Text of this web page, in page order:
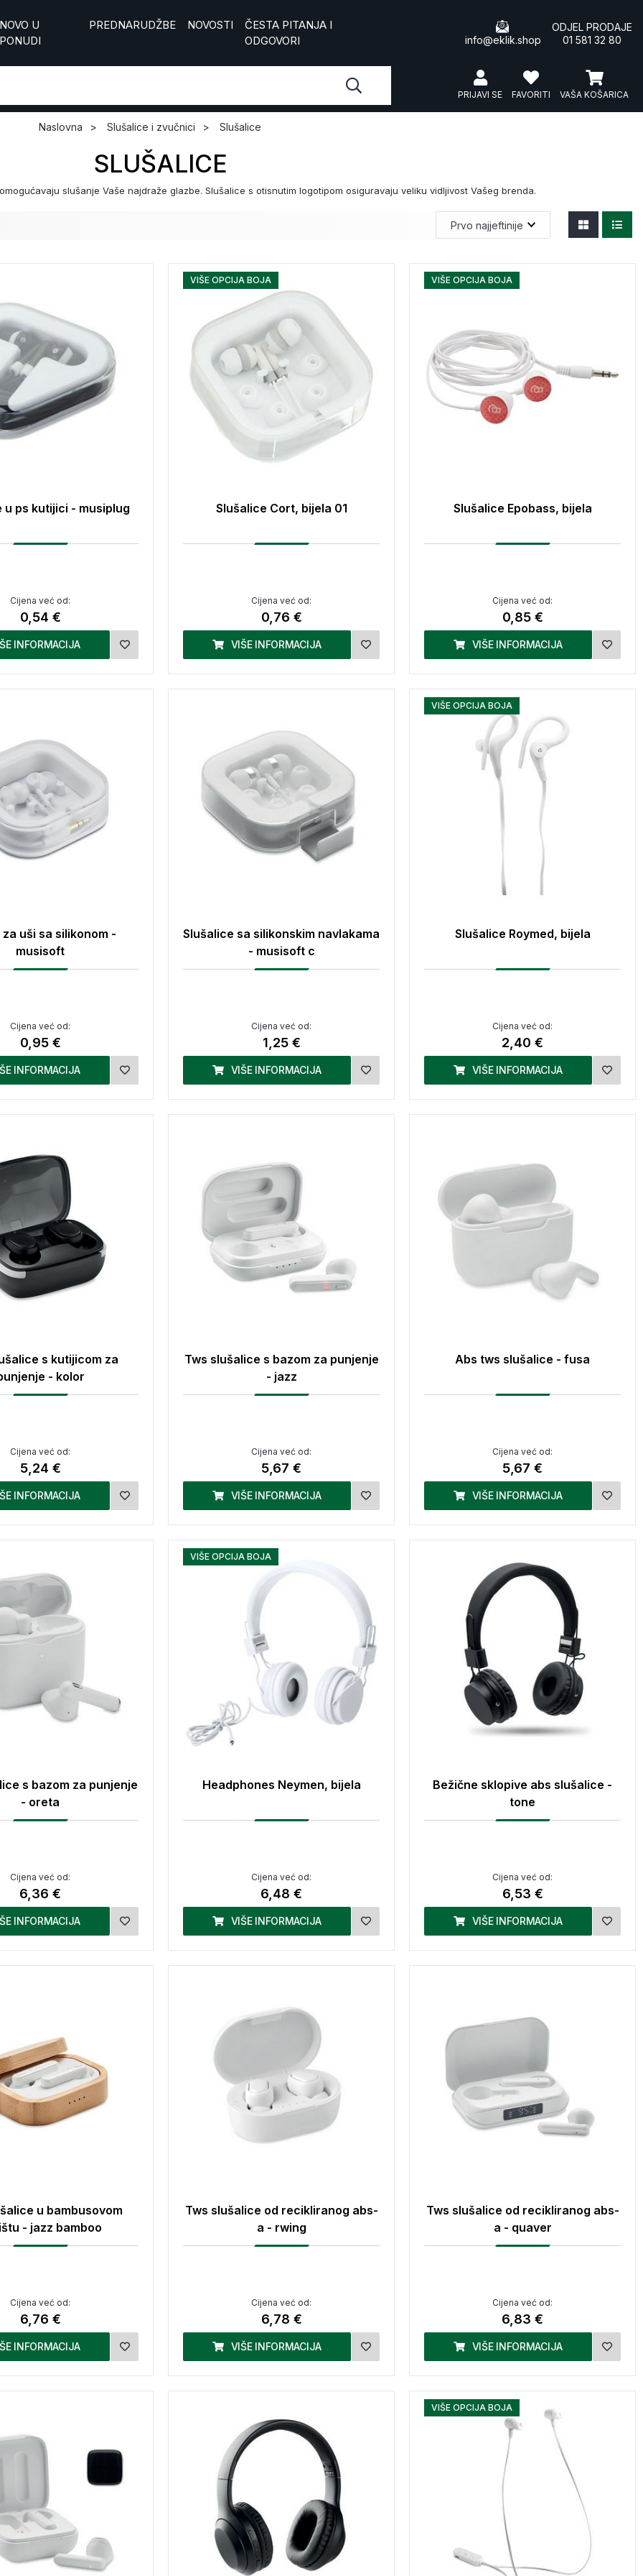
NOVO U
PONUDI
PREDNARUDŽBE NOVOSTI
ČESTA PITANJA I
ODGOVORI
info@eklik.shop
ODJEL PRODAJE
01 581 32 80
VAŠA KOŠARICA
FAVORITI
PRIJAVI SE
Naslovna Slušalice i zvučnici Slušalice
SLUŠALICE
slušanje Vaše najdraže glazbe. Slušalice s otisnutim logotipom osiguravaju veliku vidljivost Vašeg brenda.
u ps kutijici - musiplug
Cijena već od:
0,54 €
INFORMACIJA
VIŠE OPCIJA BOJA
Slušalice Cort, bijela 01
Cijena već od:
0,76 €
VIŠE INFORMACIJA
VIŠE OPCIJA BOJA
Slušalice Epobass, bijela
Cijena već od:
0,85 €
VIŠE INFORMACIJA
uši sa silikonom -
musisoft
Cijena već od:
0,95 €
INFORMACIJA
Slušalice sa silikonskim navlakama
- musisoft c
Cijena već od:
1,25 €
VIŠE INFORMACIJA
VIŠE OPCIJA BOJA
Slušalice Roymed, bijela
Cijena već od:
2,40 €
VIŠE INFORMACIJA
s kutijicom za
- kolor
Cijena već od:
5,24 €
INFORMACIJA
Tws slušalice s bazom za punjenje
- jazz
Cijena već od:
5,67 €
VIŠE INFORMACIJA
Abs tws slušalice - fusa
Cijena već od:
5,67 €
VIŠE INFORMACIJA
s bazom za punjenje
- oreta
Cijena već od:
6,36 €
INFORMACIJA
VIŠE OPCIJA BOJA
Headphones Neymen, bijela
Cijena već od:
6,48 €
VIŠE INFORMACIJA
Bežične sklopive abs slušalice -
tone
Cijena već od:
6,53 €
VIŠE INFORMACIJA
u bambusovom
- jazz bamboo
Cijena već od:
6,76 €
INFORMACIJA
Tws slušalice od recikliranog abs-
a - rwing
Cijena već od:
6,78 €
VIŠE INFORMACIJA
Tws slušalice od recikliranog abs-
a - quaver
Cijena već od:
6,83 €
VIŠE INFORMACIJA
VIŠE OPCIJA BOJA